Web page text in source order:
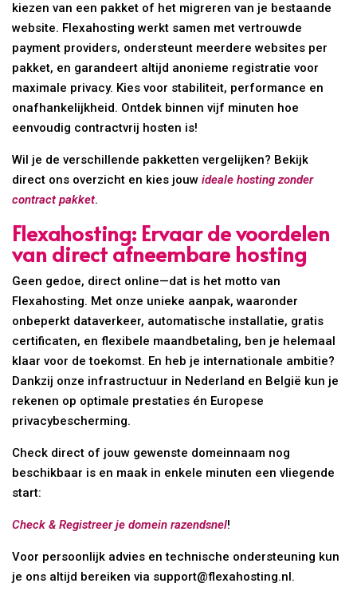
kiezen van een pakket of het migreren van je bestaande
website. Flexahosting werkt samen met vertrouwde
payment providers, ondersteunt meerdere websites per
pakket, en garandeert altijd anonieme registratie voor
maximale privacy. Kies voor stabiliteit, performance en
onafhankelijkheid. Ontdek binnen vijf minuten hoe
eenvoudig contractvrij hosten is!
Wil je de verschillende pakketten vergelijken? Bekijk
direct ons overzicht en kies jouwideale hosting zonder
contract pakket.
Flexahosting: Ervaar de voordelen
van direct afneembare hosting
Geen gedoe, direct online—dat is het motto van
Flexahosting. Met onze unieke aanpak, waaronder
onbeperkt dataverkeer, automatische installatie, gratis
certificaten, en flexibele maandbetaling, ben je helemaal
klaar voor de toekomst. En heb je internationale ambitie?
Dankzij onze infrastructuur in Nederland en België kun je
rekenen op optimale prestaties én Europese
privacybescherming.
Check direct of jouw gewenste domeinnaam nog
beschikbaar is en maak in enkele minuten een vliegende
start:
Check & Registreer je domein razendsnel!
Voor persoonlijk advies en technische ondersteuning kun
je ons altijd bereiken via support@flexahosting.nl.